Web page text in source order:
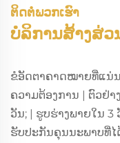
ຕິດຕໍ່ພວກເຮົາ
ບໍລິການສ້າງສ່ວ
ຂໍອັດຕາຄາດໝາຍທີ່ແນ່
ຄວາມຕ້ອງການ | ຕົວຢ່
ວັນ; | ຮູບຮ່າງພາຍໃນ 3
ຮັບປະກັນຄຸນນະພາບທີ່